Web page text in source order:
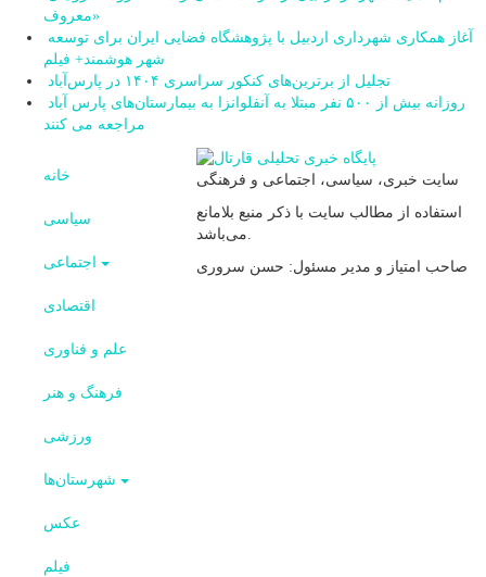
معروف»
شهر هوشمند+ فیلم
مراجعه می کنند
خانه
سیاسی
اقتصادی
علم و فناوری
فرهنگ و هنر
ورزشی
عکس
فیلم
سایت خبری، سیاسی، اجتماعی و فرهنگی
استفاده از مطالب سایت با ذکر منبع بلامانع
صاحب امتیاز و مدیر مسئول: حسن سروری